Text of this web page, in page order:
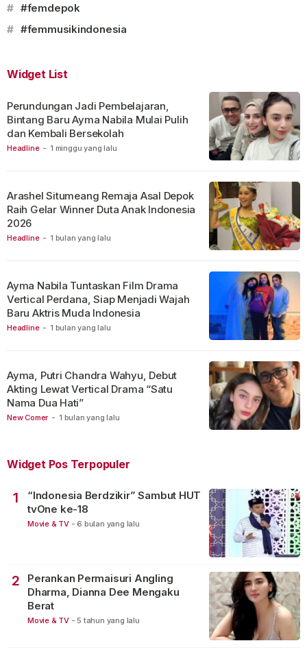
# #femdepok
# #femmusikindonesia
Widget List
Headline - 1 minggu yang lalu
Perundungan Jadi Pembelajaran,
Bintang Baru Ayma Nabila Mulai Pulih
dan Kembali Bersekolah
Headline - 1 bulan yang lalu
Arashel Situmeang Remaja Asal Depok
Raih Gelar Winner Duta Anak Indonesia
2026
Headline - 1 bulan yang lalu
Ayma Nabila Tuntaskan Film Drama
Vertical Perdana, Siap Menjadi Wajah
Baru Aktris Muda Indonesia
New Comer - 1 bulan yang lalu
Ayma, Putri Chandra Wahyu, Debut
Akting Lewat Vertical Drama “Satu
Nama Dua Hati”
Widget Pos Terpopuler
1
“Indonesia Berdzikir” Sambut HUT
tvOne ke-18
Movie & TV - 6 bulan yang lalu
2
Perankan Permaisuri Angling
Dharma, Dianna Dee Mengaku
Berat
Movie & TV - 5 tahun yang lalu